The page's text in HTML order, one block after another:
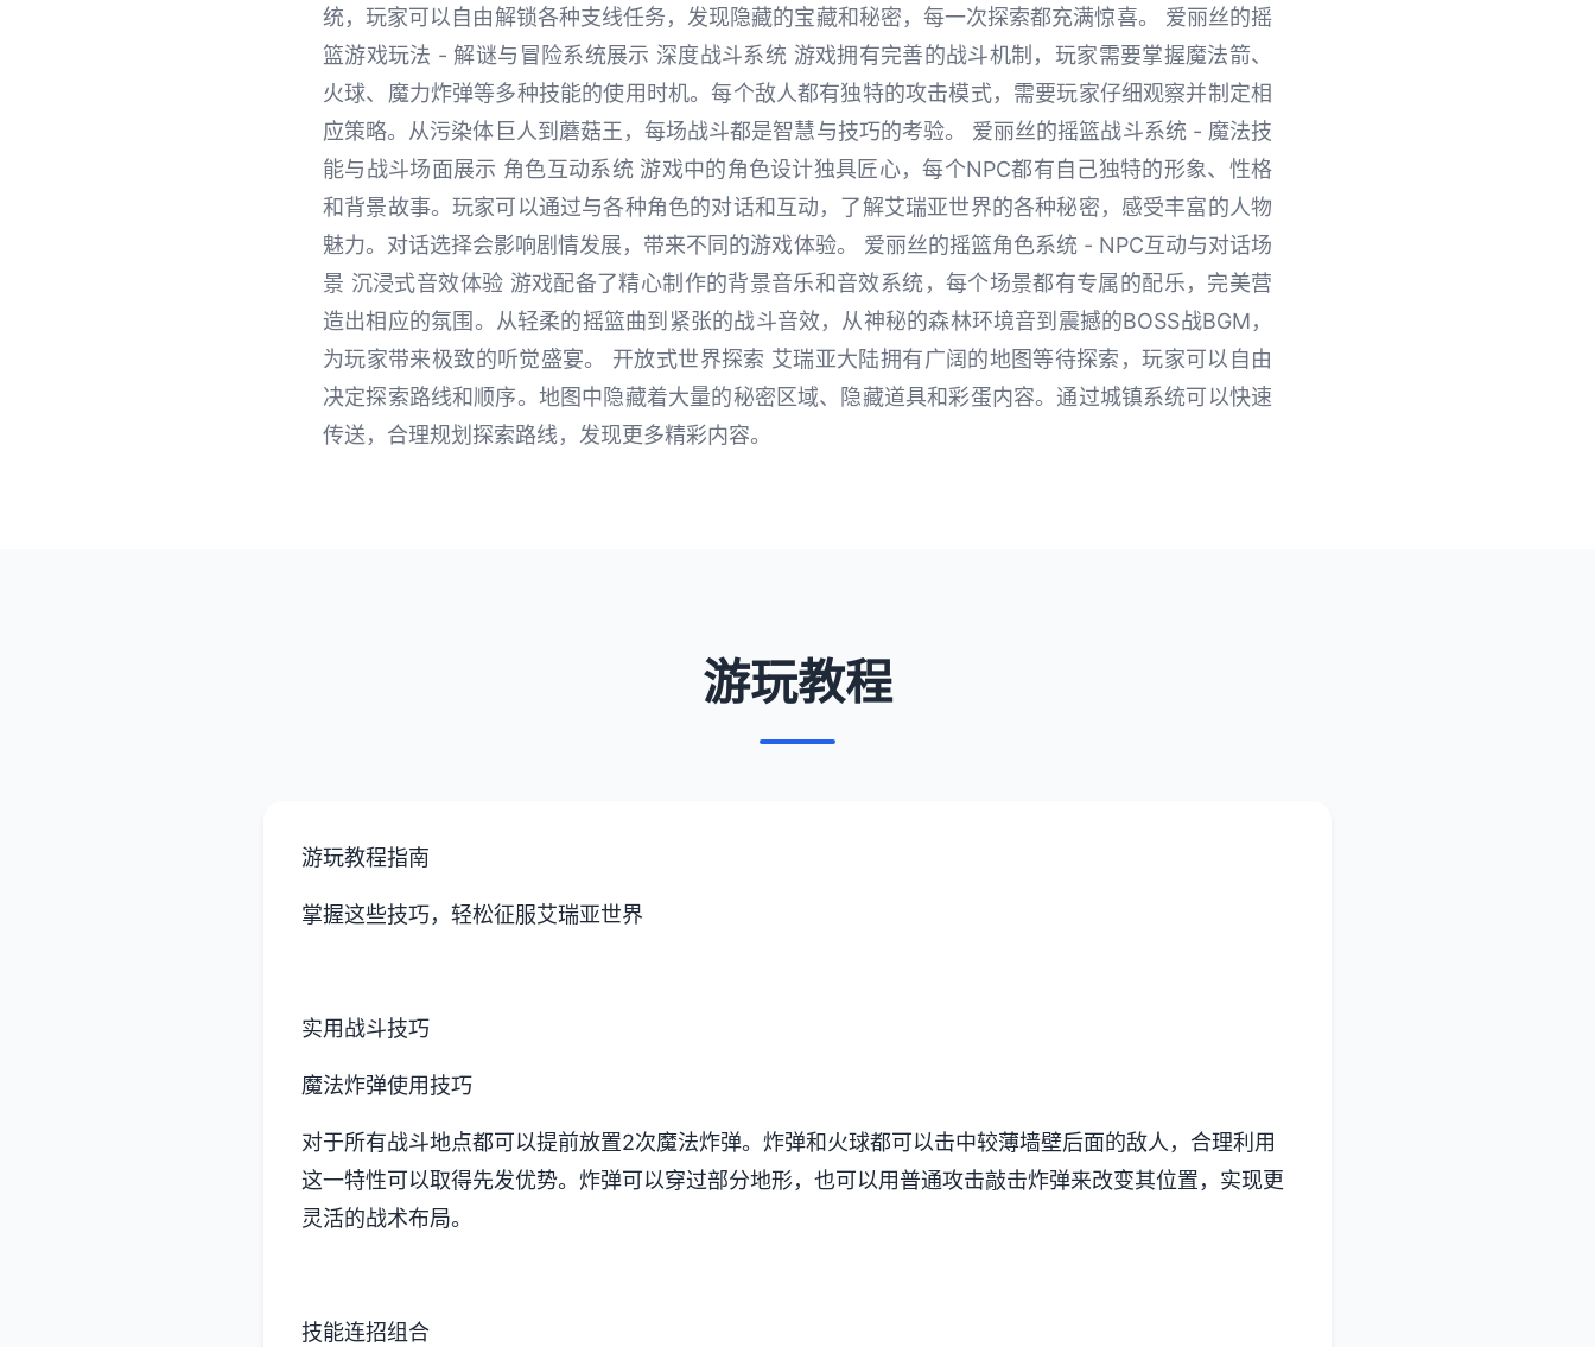
统，玩家可以自由解锁各种支线任务，发现隐藏的宝藏和秘密，每一次探索都充满惊喜。 爱丽丝的摇
篮游戏玩法 - 解谜与冒险系统展示 深度战斗系统 游戏拥有完善的战斗机制，玩家需要掌握魔法箭、
火球、魔力炸弹等多种技能的使用时机。每个敌人都有独特的攻击模式，需要玩家仔细观察并制定相
应策略。从污染体巨人到蘑菇王，每场战斗都是智慧与技巧的考验。 爱丽丝的摇篮战斗系统 - 魔法技
能与战斗场面展示 角色互动系统 游戏中的角色设计独具匠心，每个NPC都有自己独特的形象、性格
和背景故事。玩家可以通过与各种角色的对话和互动，了解艾瑞亚世界的各种秘密，感受丰富的人物
魅力。对话选择会影响剧情发展，带来不同的游戏体验。 爱丽丝的摇篮角色系统 - NPC互动与对话场
景 沉浸式音效体验 游戏配备了精心制作的背景音乐和音效系统，每个场景都有专属的配乐，完美营
造出相应的氛围。从轻柔的摇篮曲到紧张的战斗音效，从神秘的森林环境音到震撼的BOSS战BGM，
为玩家带来极致的听觉盛宴。 开放式世界探索 艾瑞亚大陆拥有广阔的地图等待探索，玩家可以自由
决定探索路线和顺序。地图中隐藏着大量的秘密区域、隐藏道具和彩蛋内容。通过城镇系统可以快速
传送，合理规划探索路线，发现更多精彩内容。
游玩教程
游玩教程指南
掌握这些技巧，轻松征服艾瑞亚世界
实用战斗技巧
魔法炸弹使用技巧
对于所有战斗地点都可以提前放置2次魔法炸弹。炸弹和火球都可以击中较薄墙壁后面的敌人，合理利用
这一特性可以取得先发优势。炸弹可以穿过部分地形，也可以用普通攻击敲击炸弹来改变其位置，实现更
灵活的战术布局。
技能连招组合